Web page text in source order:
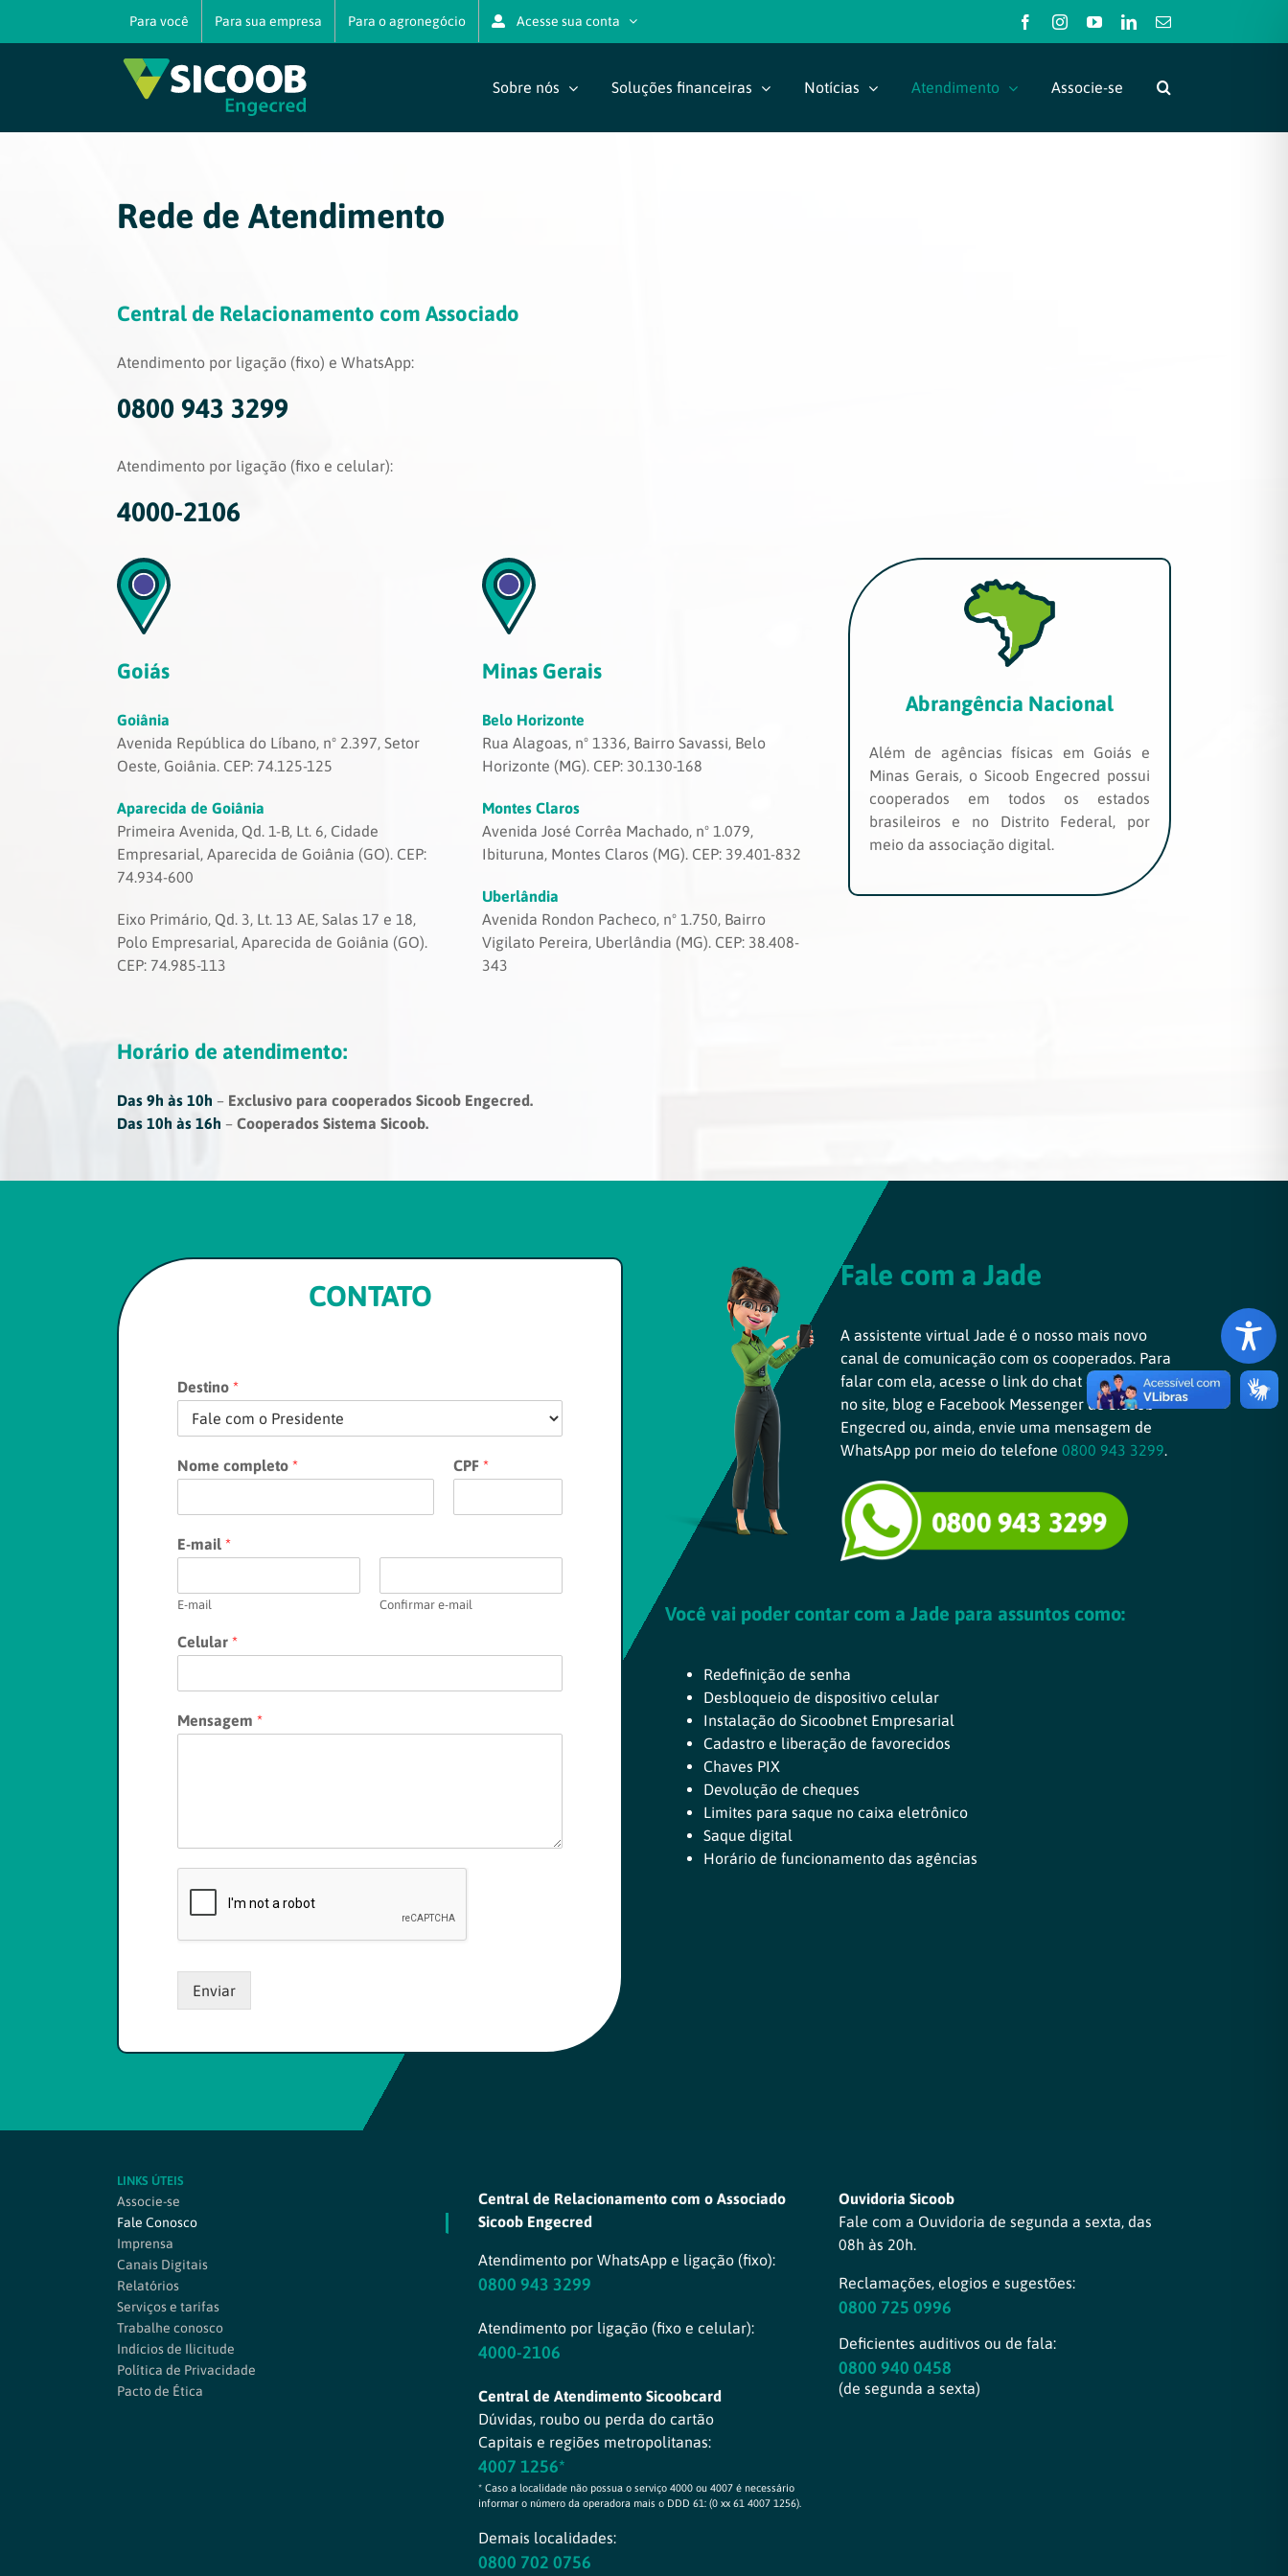
Para você Para sua empresa Para o agronegócio Acesse sua conta FacebookInstagramYouTubeLinkedIn
E-
Sobre nós Soluções financeiras Notícias Atendimento Associe-se
Rede de Atendimento
Central de Relacionamento com Associado
Atendimento por ligação (fixo) e WhatsApp:
0800 943 3299
Atendimento por ligação (fixo e celular):
4000-2106
Goiás
Goiânia
Avenida República do Líbano, nº 2.397, Setor
Oeste, Goiânia. CEP: 74.125-125
Aparecida de Goiânia
Primeira Avenida, Qd. 1-B, Lt. 6, Cidade
Empresarial, Aparecida de Goiânia (GO). CEP:
74.934-600
Eixo Primário, Qd. 3, Lt. 13 AE, Salas 17 e 18,
Polo Empresarial, Aparecida de Goiânia (GO).
CEP: 74.985-113
Minas Gerais
Belo Horizonte
Rua Alagoas, nº 1336, Bairro Savassi, Belo
Horizonte (MG). CEP: 30.130-168
Montes Claros
Avenida José Corrêa Machado, nº 1.079,
Ibituruna, Montes Claros (MG). CEP: 39.401-832
Uberlândia
Avenida Rondon Pacheco, nº 1.750, Bairro
Vigilato Pereira, Uberlândia (MG). CEP: 38.408-
343
Abrangência Nacional
Além de agências físicas em Goiás e
Minas Gerais, o Sicoob Engecred possui
cooperados em todos os estados
brasileiros e no Distrito Federal, por
meio da associação digital.
Horário de atendimento:
Das 9h às 10h – Exclusivo para cooperados Sicoob Engecred.
Das 10h às 16h – Cooperados Sistema Sicoob.
CONTATO
Destino *
Nome completo * CPF *
E-mail *
E-mail Confirmar e-mail
Celular *
Mensagem *
Enviar
Fale com a Jade
A assistente virtual Jade é o nosso mais novo
canal de comunicação com os cooperados. Para
falar com ela, acesse o link do chat disponível
no site, blog e Facebook Messenger do Sicoob
Engecred ou, ainda, envie uma mensagem de
WhatsApp por meio do telefone 0800 943 3299.
Você vai poder contar com a Jade para assuntos como:
Redefinição de senha
Desbloqueio de dispositivo celular
Instalação do Sicoobnet Empresarial
Cadastro e liberação de favorecidos
Chaves PIX
Devolução de cheques
Limites para saque no caixa eletrônico
Saque digital
Horário de funcionamento das agências
LINKS ÚTEIS
Associe-se
Fale Conosco
Imprensa
Canais Digitais
Relatórios
Serviços e tarifas
Trabalhe conosco
Indícios de Ilicitude
Política de Privacidade
Pacto de Ética
Central de Relacionamento com o Associado
Sicoob Engecred
Atendimento por WhatsApp e ligação (fixo):
0800 943 3299
Atendimento por ligação (fixo e celular):
4000-2106
Central de Atendimento Sicoobcard
Dúvidas, roubo ou perda do cartão
Capitais e regiões metropolitanas:
4007 1256*
* Caso a localidade não possua o serviço 4000 ou 4007 é necessário
informar o número da operadora mais o DDD 61: (0 xx 61 4007 1256).
Demais localidades:
0800 702 0756
Ouvidoria Sicoob
Fale com a Ouvidoria de segunda a sexta, das
08h às 20h.
Reclamações, elogios e sugestões:
0800 725 0996
Deficientes auditivos ou de fala:
0800 940 0458
(de segunda a sexta)